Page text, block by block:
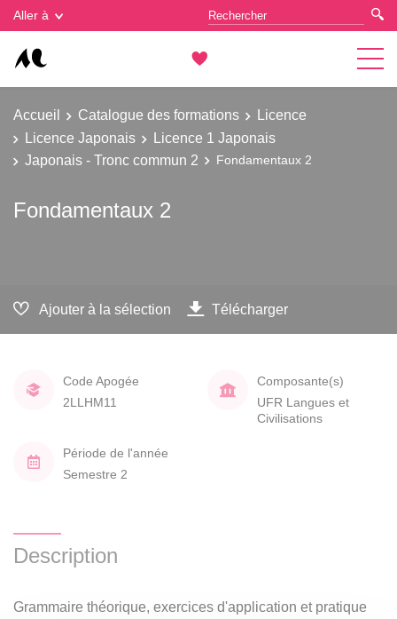
Aller à
Accueil Catalogue des formations
Licence
Licence Japonais
Licence 1 Japonais
Japonais - Tronc commun 2
Fondamentaux 2
Fondamentaux 2
Ajouter à la sélection Télécharger
Code Apogée
2LLHM11
Composante(s)
UFR Langues et
Civilisations
Période de l'année
Semestre 2
Description
Grammaire théorique, exercices d'application et pratique
Gestion des cookies